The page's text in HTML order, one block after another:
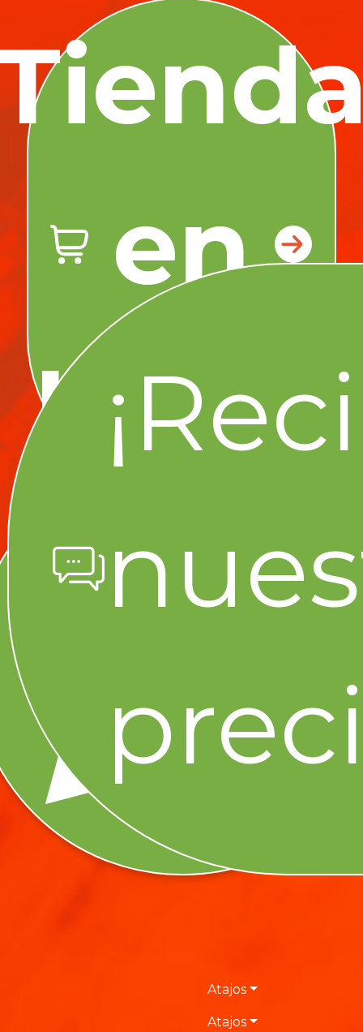
en
Línea
Atajos
Atajos